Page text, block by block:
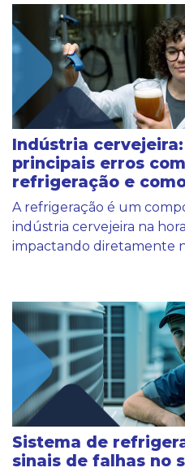
Indústria
principais erros
refrigeração e
A refrigeração é um
indústria cervejeira na
impactando diretamente
Sistema de
sinais de falhas no